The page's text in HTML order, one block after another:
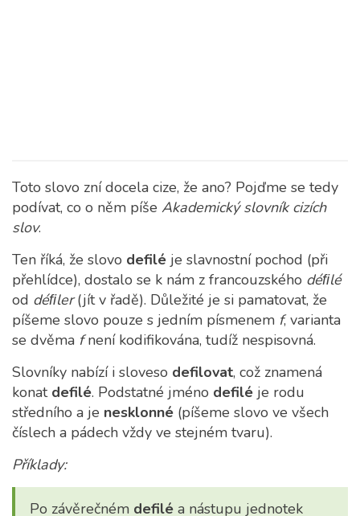
Toto slovo zní docela cize, že ano? Pojďme se tedy
podívat, co o něm píše Akademický slovník cizích
slov.
Ten říká, že slovo defilé je slavnostní pochod (při
přehlídce), dostalo se k nám z francouzského déﬁlé
od déﬁler(jít v řadě). Důležité je si pamatovat, že
píšeme slovo pouze s jedním písmenem f, varianta
se dvěma fnení kodifikována, tudíž nespisovná.
Slovníky nabízí i sloveso defilovat, což znamená
konat defilé. Podstatné jméno defilé je rodu
středního a je nesklonné (píšeme slovo ve všech
číslech a pádech vždy ve stejném tvaru).
Příklady:
Po závěrečném defilé a nástupu jednotek